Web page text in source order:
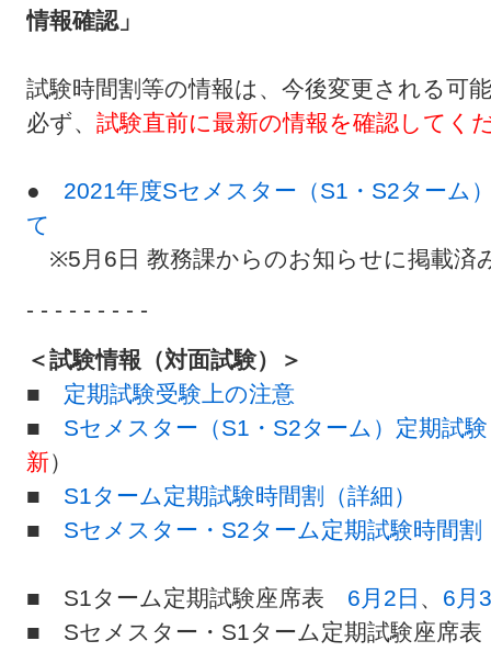
情報確認」
試験時間割等の情報は、今後変更される可
必ず、 試験直前に最新の情報を確認してく
● 2021年度Sセメスター（S1・S2ターム
て
※5月6日 教務課からのお知らせに掲載済
- - - - - - - - -
＜試験情報（対面試験）＞
■ 定期試験受験上の注意
■ Sセメスター（S1・S2ターム）定期試
新）
■ S1ターム定期試験時間割（詳細）
■ Sセメスター・S2ターム定期試験時間割
■ S1ターム定期試験座席表 6月2日 、 6月
■ Sセメスター・S1ターム定期試験座席表